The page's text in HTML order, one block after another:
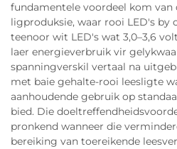
fundamentele voordeel kom van
ligproduksie, waar rooi LED's by
teenoor wit LED's wat 3,0–3,6
laer energieverbruik vir
spanningverskil vertaal na
met baie gehalte-rooi leesligte
aanhoudende gebruik op
bied. Die
pronkend wanneer die
bereiking van toereikende